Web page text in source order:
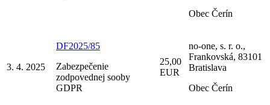
Obec Čerín
3. 4. 2025
DF2025/85
Zabezpečenie
zodpovednej sooby
GDPR
25,00
EUR
no-one, s. r. o.,
Frankovská, 83101
Bratislava
Obec Čerín